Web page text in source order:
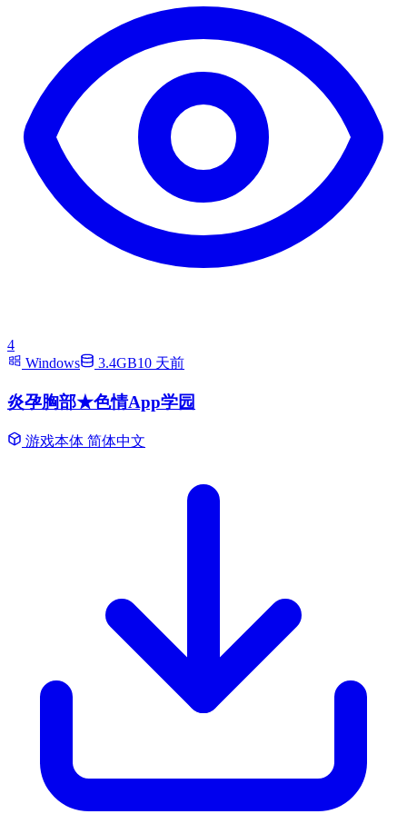
4
Windows
3.4GB10 天前
炎孕胸部★色情App学园
游戏本体 简体中文